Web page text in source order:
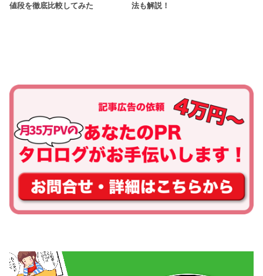
値段を徹底比較してみた
法も解説！